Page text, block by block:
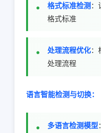
格式标准检测 ：
格式标准
处理流程优化：
处理流程
语言智能检测与切换：
多语言检测模型